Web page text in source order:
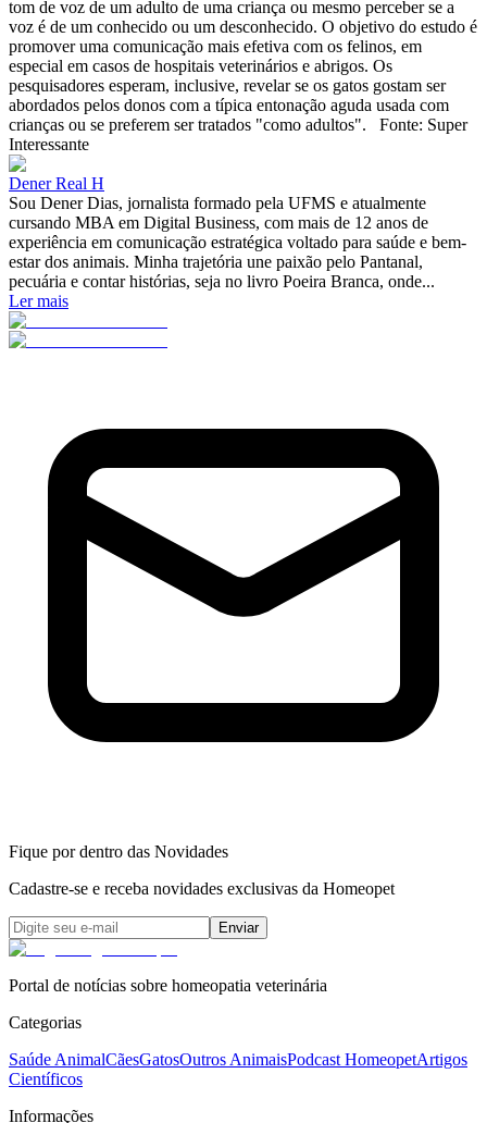
tom de voz de um adulto de uma criança ou mesmo perceber se a
voz é de um conhecido ou um desconhecido. O objetivo do estudo é
promover uma comunicação mais efetiva com os felinos, em
especial em casos de hospitais veterinários e abrigos. Os
pesquisadores esperam, inclusive, revelar se os gatos gostam ser
abordados pelos donos com a típica entonação aguda usada com
crianças ou se preferem ser tratados "como adultos". Fonte: Super
Interessante
Dener Real H
Sou Dener Dias, jornalista formado pela UFMS e atualmente
cursando MBA em Digital Business, com mais de 12 anos de
experiência em comunicação estratégica voltado para saúde e bem-
estar dos animais. Minha trajetória une paixão pelo Pantanal,
pecuária e contar histórias, seja no livro Poeira Branca, onde...
Ler mais
Fique por dentro das Novidades
Cadastre-se e receba novidades exclusivas da Homeopet
Enviar
Portal de notícias sobre homeopatia veterinária
Categorias
Saúde AnimalCãesGatosOutros AnimaisPodcast HomeopetArtigos
Científicos
Informações